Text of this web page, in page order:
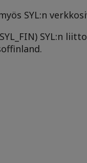
SYL:n
SYL:n